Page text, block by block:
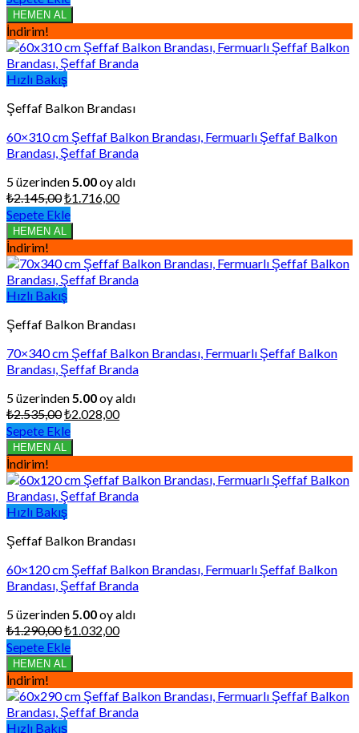
₺1.785,00.
₺1.428,00.
HEMEN AL
İndirim!
Hızlı Bakış
Şeffaf Balkon Brandası
60×310 cm Şeffaf Balkon Brandası, Fermuarlı Şeffaf Balkon
Brandası, Şeffaf Branda
5 üzerinden 5.00oy aldı
₺2.145,00Orijinal
fiyat:
₺2.145,00.
₺1.716,00Şu
₺1.716,00.
Sepete Ekle
HEMEN AL
İndirim!
Hızlı Bakış
Şeffaf Balkon Brandası
70×340 cm Şeffaf Balkon Brandası, Fermuarlı Şeffaf Balkon
Brandası, Şeffaf Branda
5 üzerinden 5.00oy aldı
₺2.535,00Orijinal
fiyat:
₺2.535,00.
₺2.028,00Şu
₺2.028,00.
Sepete Ekle
HEMEN AL
İndirim!
Hızlı Bakış
Şeffaf Balkon Brandası
60×120 cm Şeffaf Balkon Brandası, Fermuarlı Şeffaf Balkon
Brandası, Şeffaf Branda
5 üzerinden 5.00oy aldı
₺1.290,00Orijinal
fiyat:
₺1.290,00.
₺1.032,00Şu
₺1.032,00.
Sepete Ekle
HEMEN AL
İndirim!
Hızlı Bakış